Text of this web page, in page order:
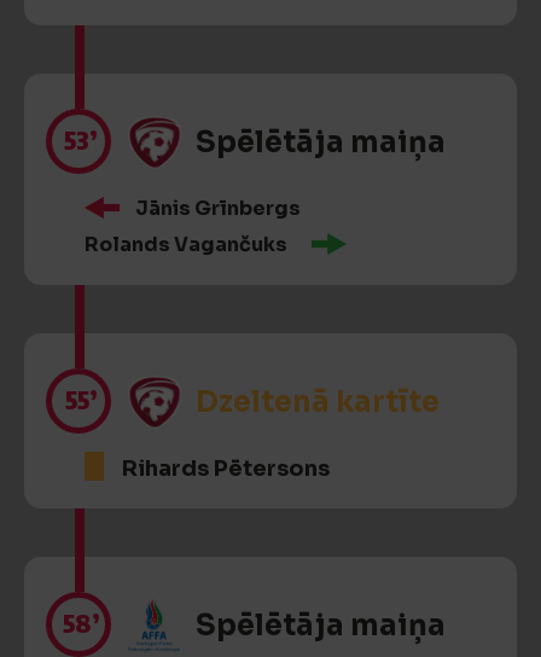
53’ Spēlētāja maiņa
Jānis Grīnbergs
Rolands Vagančuks
55’ Dzeltenā kartīte
Rihards Pētersons
58’ Spēlētāja maiņa